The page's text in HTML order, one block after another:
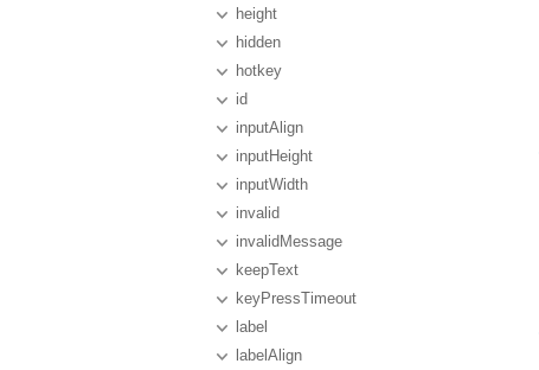
height
hidden
hotkey
id
inputAlign
inputHeight
inputWidth
invalid
invalidMessage
keepText
keyPressTimeout
label
labelAlign